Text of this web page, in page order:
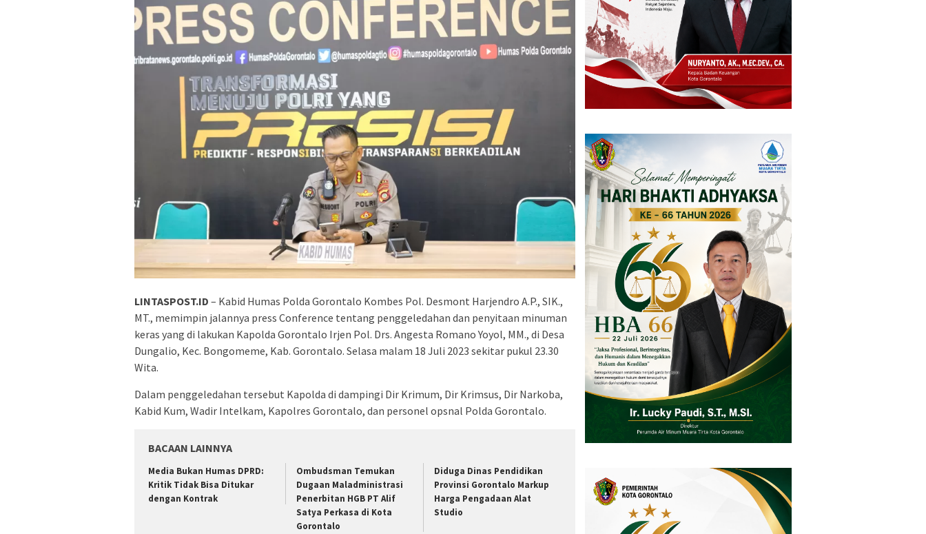
LINTASPOST.ID – Kabid Humas Polda Gorontalo Kombes Pol. Desmont Harjendro A.P., SIK.,
MT., memimpin jalannya press Conference tentang penggeledahan dan penyitaan minuman
keras yang di lakukan Kapolda Gorontalo Irjen Pol. Drs. Angesta Romano Yoyol, MM., di Desa
Dungalio, Kec. Bongomeme, Kab. Gorontalo. Selasa malam 18 Juli 2023 sekitar pukul 23.30
Wita.
Dalam penggeledahan tersebut Kapolda di dampingi Dir Krimum, Dir Krimsus, Dir Narkoba,
Kabid Kum, Wadir Intelkam, Kapolres Gorontalo, dan personel opsnal Polda Gorontalo.
BACAAN LAINNYA
Media Bukan Humas DPRD:
Kritik Tidak Bisa Ditukar
dengan Kontrak
Ombudsman Temukan
Dugaan Maladministrasi
Penerbitan HGB PT Alif
Satya Perkasa di Kota
Gorontalo
Diduga Dinas Pendidikan
Provinsi Gorontalo Markup
Harga Pengadaan Alat
Studio